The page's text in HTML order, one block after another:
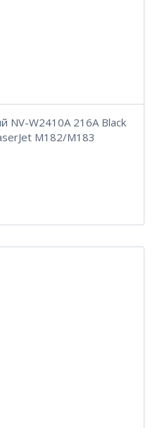
NV-W2410A 216A Black
M182/M183